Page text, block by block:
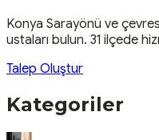
Konya Sarayönü ve
ustaları bulun. 31 ilçede
Talep Oluştur
Kategoriler